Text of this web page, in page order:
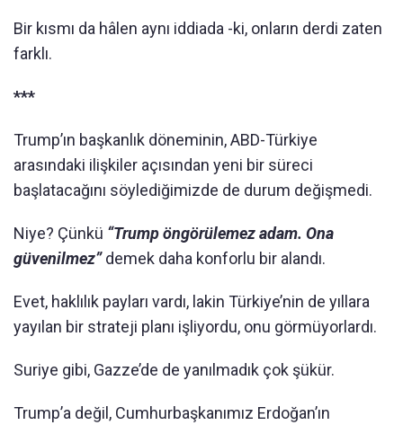
Bir kısmı da hâlen aynı iddiada -ki, onların derdi zaten
farklı.
***
Trump’ın başkanlık döneminin, ABD-Türkiye
arasındaki ilişkiler açısından yeni bir süreci
başlatacağını söylediğimizde de durum değişmedi.
Niye? Çünkü “Trump öngörülemez adam. Ona
güvenilmez”demek daha konforlu bir alandı.
Evet, haklılık payları vardı, lakin Türkiye’nin de yıllara
yayılan bir strateji planı işliyordu, onu görmüyorlardı.
Suriye gibi, Gazze’de de yanılmadık çok şükür.
Trump’a değil, Cumhurbaşkanımız Erdoğan’ın